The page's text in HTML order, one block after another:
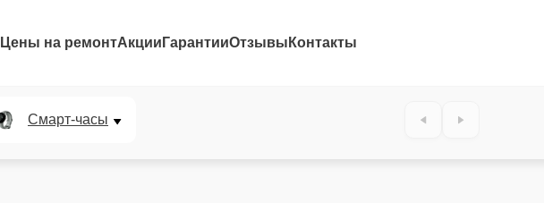
Цены на ремонтАкции ГарантииОтзывы Контакты
Смарт-часы